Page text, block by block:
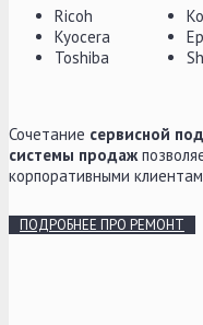
Ricoh
Kyocera
Toshiba
Сочетание сервисной
системы продаж
корпоративными
ПОДРОБНЕЕ ПРО РЕМОНТ